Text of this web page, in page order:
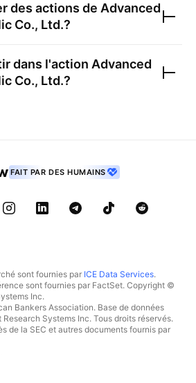
des actions de Advanced
Co., Ltd.?
dans l'action Advanced
Co., Ltd.?
FAIT PAR DES HUMAINS
sont fournies par ICE Data Services.
sont fournies par FactSet. Copyright ©
Inc.
Bankers Association. Base de données
Systems Inc. Tous droits réservés.
de la SEC et autres documents fournis par